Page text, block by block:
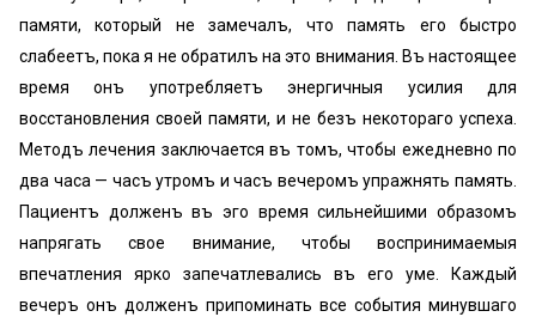
памяти, который не замечалъ, что память его быстро
слабеетъ, пока я не обратилъ на это внимания. Въ настоящее
время онъ употребляетъ энергичныя усилия для
восстановления своей памяти, и не безъ некотораго успеха.
Методъ лечения заключается въ томъ, чтобы ежедневно по
два часа — часъ утромъ и часъ вечеромъ упражнять память.
Пациентъ долженъ въ эго время сильнейшими образомъ
напрягать свое внимание, чтобы воспринимаемыя
впечатления ярко запечатлевались въ его уме. Каждый
вечеръ онъ долженъ припоминать все события минувшаго